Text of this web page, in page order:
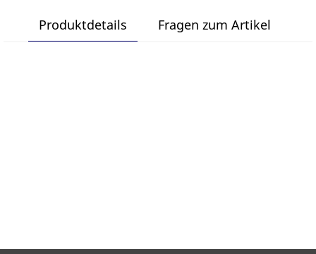
Produktdetails Fragen zum Artikel